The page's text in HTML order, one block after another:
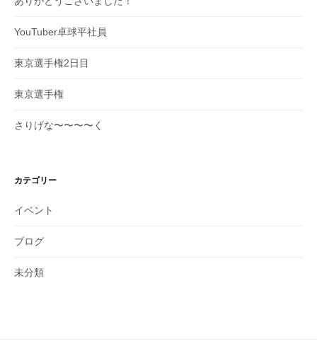
ョ
ン
YouTuber卓球平社員
東京選手権2日目
東京選手権
さりげな〜〜〜〜く
カテゴリー
イベント
ブログ
未分類